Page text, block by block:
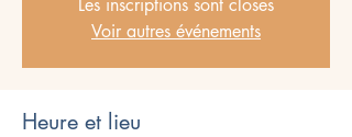
Les inscriptions sont closes
Voir autres événements
Heure et lieu